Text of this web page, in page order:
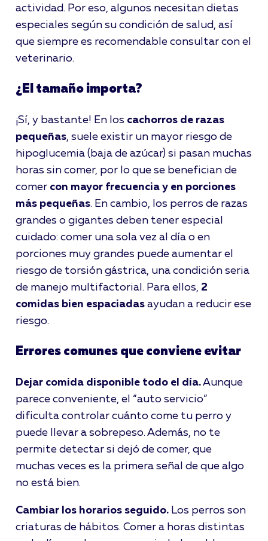
actividad. Por eso, algunos necesitan dietas
especiales según su condición de salud, así
que siempre es recomendable consultar con el
veterinario.
¿El tamaño importa?
¡Sí, y bastante! En los cachorros de razas
pequeñas, suele existir un mayor riesgo de
hipoglucemia (baja de azúcar) si pasan muchas
horas sin comer, por lo que se benefician de
comer con mayor frecuencia y en porciones
más pequeñas. En cambio, los perros de razas
grandes o gigantes deben tener especial
cuidado: comer una sola vez al día o en
porciones muy grandes puede aumentar el
riesgo de torsión gástrica, una condición seria
de manejo multifactorial. Para ellos, 2
comidas bien espaciadas ayudan a reducir ese
riesgo.
Errores comunes que conviene evitar
Dejar comida disponible todo el día.Aunque
parece conveniente, el “auto servicio”
dificulta controlar cuánto come tu perro y
puede llevar a sobrepeso. Además, no te
permite detectar si dejó de comer, que
muchas veces es la primera señal de que algo
no está bien.
Cambiar los horarios seguido. Los perros son
criaturas de hábitos. Comer a horas distintas